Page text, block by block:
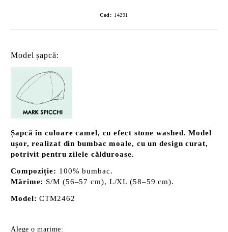
Cod: 14291
Model șapcă:
Șapcă în culoare camel, cu efect stone washed.Model
ușor, realizat din bumbac moale, cu un design curat,
potrivit pentru zilele călduroase.
Compoziție: 100% bumbac.
Mărime: S/M (56–57 cm), L/XL (58–59 cm).
Model: CTM2462
Alege o marime: